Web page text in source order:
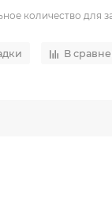
количество для
В